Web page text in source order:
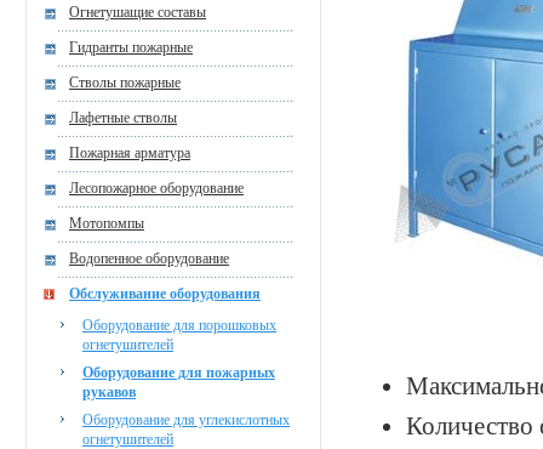
Огнетушащие составы
Гидранты пожарные
Стволы пожарные
Лафетные стволы
Пожарная арматура
Лесопожарное оборудование
Мотопомпы
Водопенное оборудование
Обслуживание оборудования
Оборудование для порошковых
огнетушителей
Оборудование для пожарных
рукавов
Оборудование для углекислотных
огнетушителей
Количество